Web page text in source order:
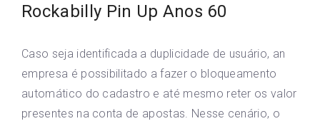
Rockabilly Pin Up Anos 60
Caso seja identificada a duplicidade de usuário, an
empresa é possibilitado a fazer o bloqueamento
automático do cadastro e até mesmo reter os valor
presentes na conta de apostas. Nesse cenário, o